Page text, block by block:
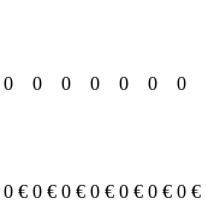
0 0 0 0 0 0 0
0 € 0 € 0 € 0 € 0 € 0 € 0 €